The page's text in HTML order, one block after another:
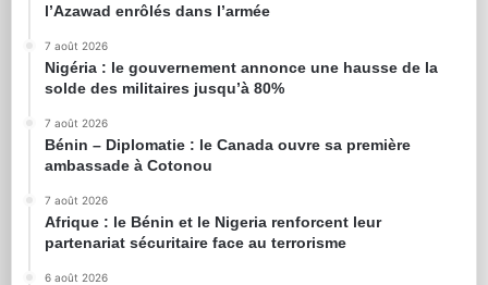
l’Azawad enrôlés dans l’armée
7 août 2026
Nigéria : le gouvernement annonce une hausse de la
solde des militaires jusqu’à 80%
7 août 2026
Bénin – Diplomatie : le Canada ouvre sa première
ambassade à Cotonou
7 août 2026
Afrique : le Bénin et le Nigeria renforcent leur
partenariat sécuritaire face au terrorisme
6 août 2026